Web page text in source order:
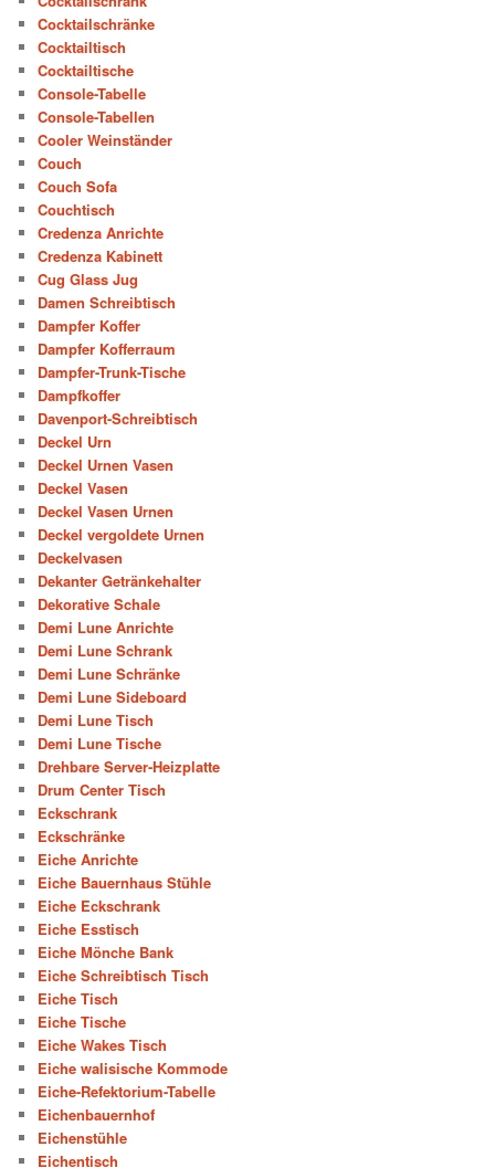
Cocktailschränke
Cocktailtisch
Cocktailtische
Console-Tabelle
Console-Tabellen
Cooler Weinständer
Couch
Couch Sofa
Couchtisch
Credenza Anrichte
Credenza Kabinett
Cug Glass Jug
Damen Schreibtisch
Dampfer Koffer
Dampfer Kofferraum
Dampfer-Trunk-Tische
Dampfkoffer
Davenport-Schreibtisch
Deckel Urn
Deckel Urnen Vasen
Deckel Vasen
Deckel Vasen Urnen
Deckel vergoldete Urnen
Deckelvasen
Dekanter Getränkehalter
Dekorative Schale
Demi Lune Anrichte
Demi Lune Schrank
Demi Lune Schränke
Demi Lune Sideboard
Demi Lune Tisch
Demi Lune Tische
Drehbare Server-Heizplatte
Drum Center Tisch
Eckschrank
Eckschränke
Eiche Anrichte
Eiche Bauernhaus Stühle
Eiche Eckschrank
Eiche Esstisch
Eiche Mönche Bank
Eiche Schreibtisch Tisch
Eiche Tisch
Eiche Tische
Eiche Wakes Tisch
Eiche walisische Kommode
Eiche-Refektorium-Tabelle
Eichenbauernhof
Eichenstühle
Eichentisch